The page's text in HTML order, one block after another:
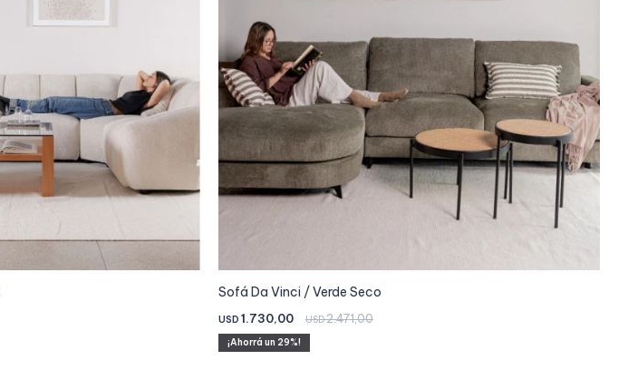
Sofá Da Vinci / Verde Seco
USD 1.730,00 USD2.471,00
29